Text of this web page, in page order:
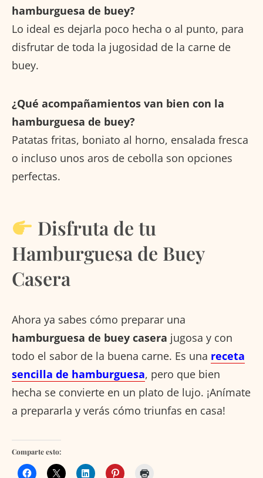
hamburguesa de buey?
Lo ideal es dejarla poco hecha o al punto, para
disfrutar de toda la jugosidad de la carne de
buey.
¿Qué acompañamientos van bien con la
hamburguesa de buey?
Patatas fritas, boniato al horno, ensalada fresca
o incluso unos aros de cebolla son opciones
perfectas.
Disfruta de tu
Hamburguesa de Buey
Casera
Ahora ya sabes cómo preparar una
hamburguesa de buey casera jugosa y con
todo el sabor de la buena carne. Es una receta
sencilla de hamburguesa, pero que bien
hecha se convierte en un plato de lujo. ¡Anímate
a prepararla y verás cómo triunfas en casa!
Comparte esto: